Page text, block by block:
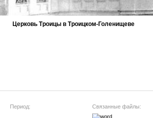
Церковь Троицы в Троицком-Голенищеве
Период: Связанные файлы: